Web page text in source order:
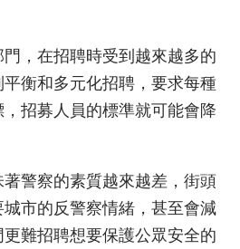
，在招聘時受到越來越多的
衡和多元化招聘，要求每種
招募人員的標準就可能會降
警察的素質越來越差，街頭
市的反警察情緒，甚至會減
難招聘想要保護公眾安全的